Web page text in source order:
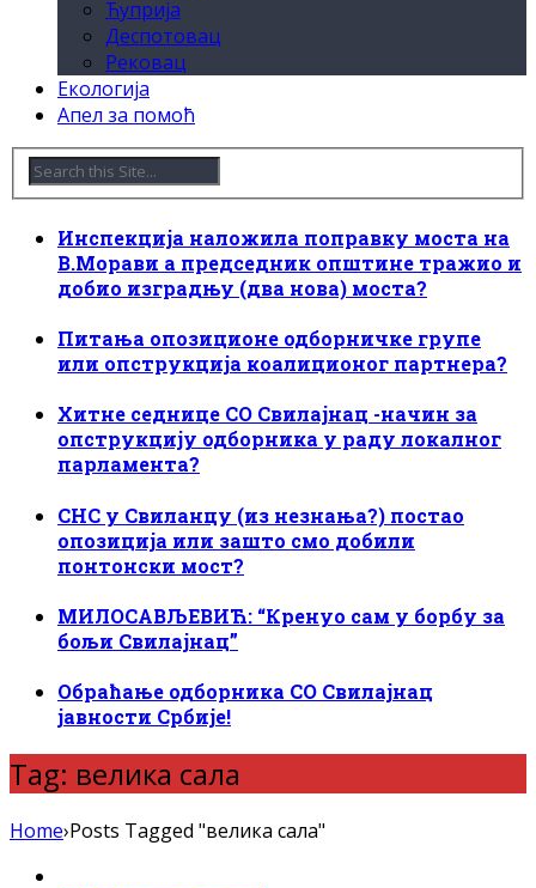
Ћуприја
Деспотовац
Рековац
Екологија
Апел за помоћ
Инспекција наложила поправку моста на
В.Морави а председник општине тражио и
добио изградњу (два нова) моста?
Питања опозиционе одборничке групе
или опструкција коалиционог партнера?
Хитне седнице СО Свилајнац -начин за
опструкцију одборника у раду локалног
парламента?
СНС у Свиланцу (из незнања?) постао
опозиција или зашто смо добили
понтонски мост?
МИЛОСАВЉЕВИЋ: “Кренуо сам у борбу за
бољи Свилајнац”
Обраћање одборника СО Свилајнац
јавности Србије!
Tag: велика сала
Home›Posts Tagged "велика сала"